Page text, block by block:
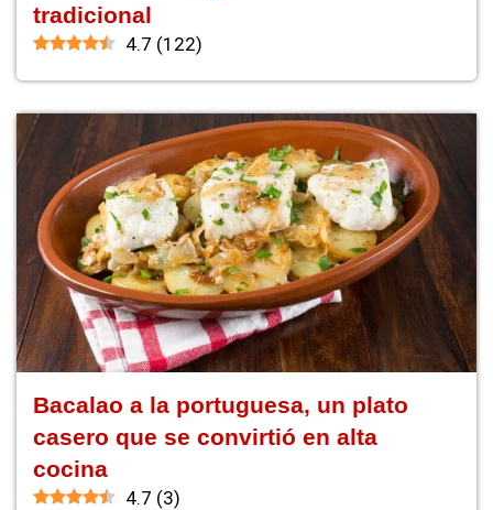
tradicional
4.7 (122)
Bacalao a la portuguesa, un plato
casero que se convirtió en alta
cocina
4.7 (3)